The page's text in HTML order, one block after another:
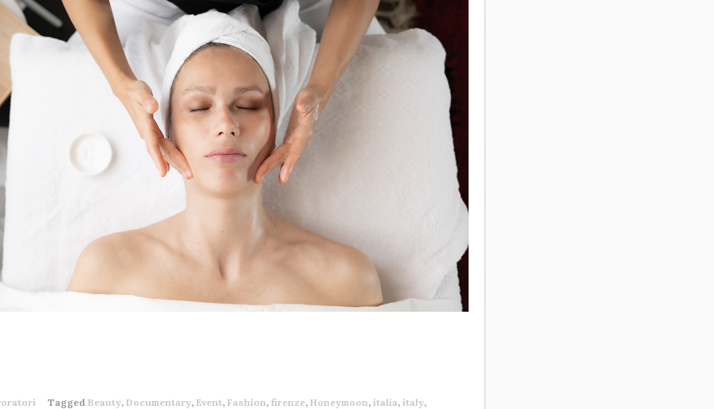
Tagged Beauty, Documentary, Event, Fashion, firenze, Honeymoon, italia, italy,